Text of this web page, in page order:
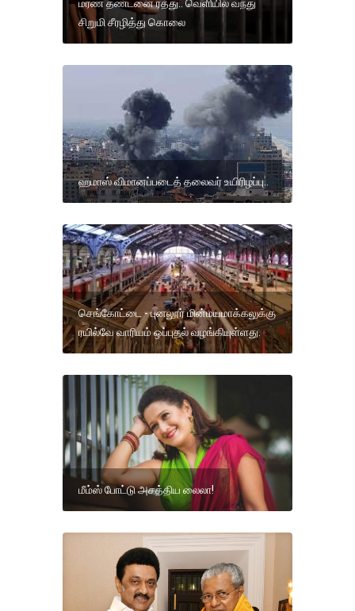
மரண தண்டனை ரத்து.. வெளியில் வந்து
சிறுமி சீரழித்து கொலை
ஹமாஸ் விமானப்படைத் தலைவர் உயிரிழப்பு..
செங்கோட்டை - புனலூர் மின்மயமாக்கலுக்கு
ரயில்வே வாரியம் ஒப்புதல் வழங்கியுள்ளது.
மீம்ஸ் போட்டு அசத்திய லைலா!